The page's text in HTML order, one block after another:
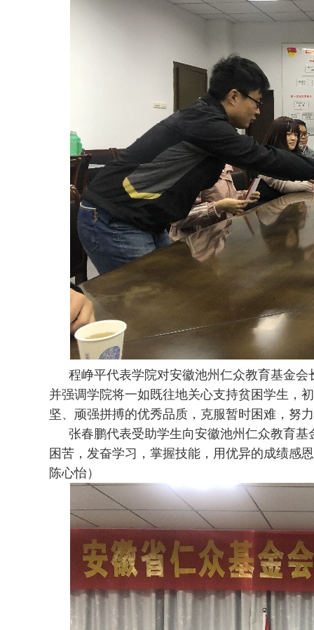
程峥平代表学院对安徽池州仁众教育基金
并强调学院将一如既往地关心支持贫困学生，
坚、顽强拼搏的优秀品质，克服暂时困难，努
张春鹏代表受助学生向安徽池州仁众教育
困苦，发奋学习，掌握技能，用优异的成绩感
陈心怡）